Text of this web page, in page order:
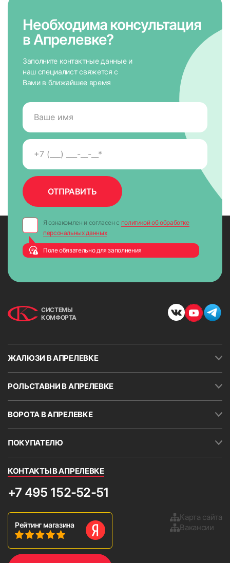
Необходима консультация
в Апрелевке?
Заполните контактные данные и
наш специалист свяжется с
Вами в ближайшее время
Я ознакомлен и согласен с политикой об обработке
персональных данных
Поле обязательно для заполнения
СИСТЕМЫ
КОМФОРТА
ЖАЛЮЗИ В АПРЕЛЕВКЕ
РОЛЬСТАВНИ В АПРЕЛЕВКЕ
ВОРОТА В АПРЕЛЕВКЕ
ПОКУПАТЕЛЮ
КОНТАКТЫ В АПРЕЛЕВКЕ
+7 495 152-52-51
Рейтинг магазина
Карта сайта
Вакансии